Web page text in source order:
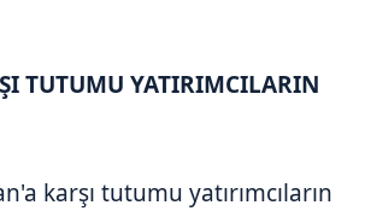
TUTUMU YATIRIMCILARIN
karşı tutumu yatırımcıların